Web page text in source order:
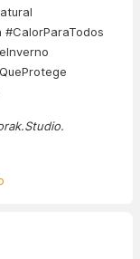
#CalorParaTodos